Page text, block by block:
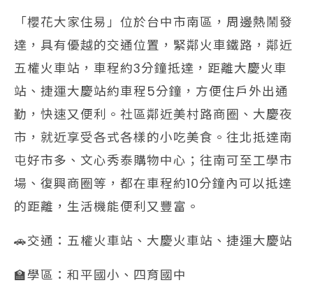
「櫻花大家住易」位於台中市南區，周邊熱鬧發
達，具有優越的交通位置，緊鄰火車鐵路，鄰近
五權火車站，車程約3分鐘抵達，距離大慶火車
站、捷運大慶站約車程5分鐘，方便住戶外出通
勤，快速又便利。社區鄰近美村路商圈、大慶夜
市，就近享受各式各樣的小吃美食。往北抵達南
屯好市多、文心秀泰購物中心；往南可至工學市
場、復興商圈等，都在車程約10分鐘內可以抵達
的距離，生活機能便利又豐富。
🚗交通：五權火車站、大慶火車站、捷運大慶站
🏫學區：和平國小、四育國中